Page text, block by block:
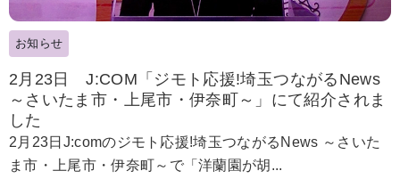
お知らせ
2月23日 J:COM「ジモト応援!埼玉つながるNews
～さいたま市・上尾市・伊奈町～」にて紹介されま
した
2月23日J:comのジモト応援!埼玉つながるNews ～さいた
ま市・上尾市・伊奈町～で「洋蘭園が胡...